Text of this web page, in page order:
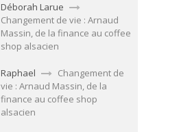
Déborah Larue
Changement de vie : Arnaud
Massin, de la finance au coffee
shop alsacien
Raphael
Changement de
vie : Arnaud Massin, de la
finance au coffee shop
alsacien